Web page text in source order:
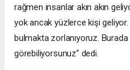
rağmen insanlar akın akın
yok ancak yüzlerce kişi
bulmakta zorlanıyoruz.
görebiliyorsunuz" dedi.